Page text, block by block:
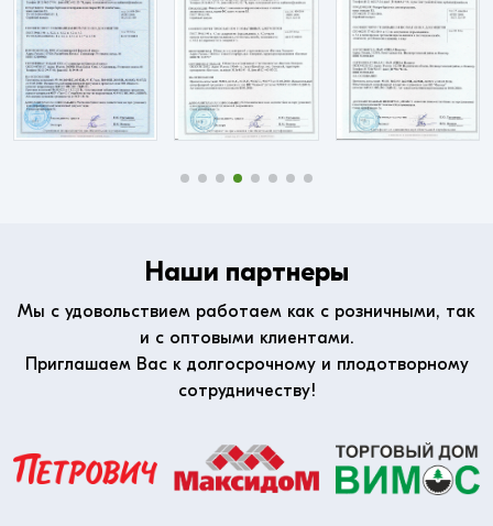
Наши партнеры
Мы с удовольствием работаем как с розничными, так
и с оптовыми клиентами.
Приглашаем Вас к долгосрочному и плодотворному
сотрудничеству!